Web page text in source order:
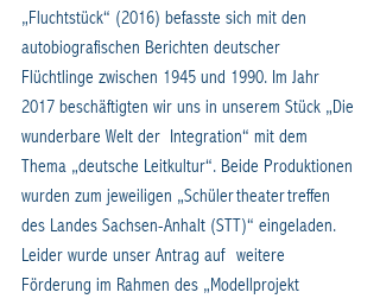
„Fluchtstück“ (2016) befasste sich mit den
autobiografischen Berichten deutscher
Flüchtlinge zwischen 1945 und 1990. Im Jahr
2017 beschäftigten wir uns in unserem Stück „Die
wunderbare Welt der  Integration“ mit dem
Thema „deutsche Leitkultur“. Beide Produktionen
wurden zum jeweiligen „Schülertheatertreffen
des Landes Sachsen-Anhalt (STT)“ eingeladen.
Leider wurde unser Antrag auf  weitere
Förderung im Rahmen des „Modellprojekt